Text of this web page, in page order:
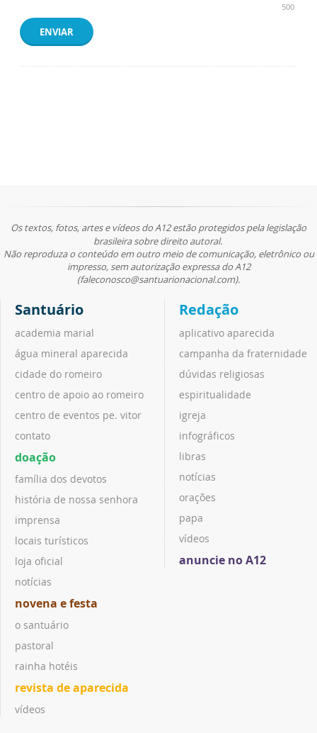
500
ENVIAR
Os textos, fotos, artes e vídeos do A12 estão protegidos pela legislação
brasileira sobre direito autoral.
Não reproduza o conteúdo em outro meio de comunicação, eletrônico ou
impresso, sem autorização expressa do A12
(faleconosco@santuarionacional.com).
Santuário
academia marial
água mineral aparecida
cidade do romeiro
centro de apoio ao romeiro
centro de eventos pe. vitor
contato
doação
família dos devotos
história de nossa senhora
imprensa
locais turísticos
loja oficial
notícias
novena e festa
o santuário
pastoral
rainha hotéis
revista de aparecida
vídeos
Redação
aplicativo aparecida
campanha da fraternidade
dúvidas religiosas
espiritualidade
igreja
infográficos
libras
notícias
orações
papa
vídeos
anuncie no A12